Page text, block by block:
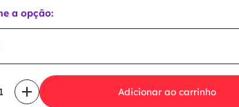
a opção:
1 Adicionar ao carrinho